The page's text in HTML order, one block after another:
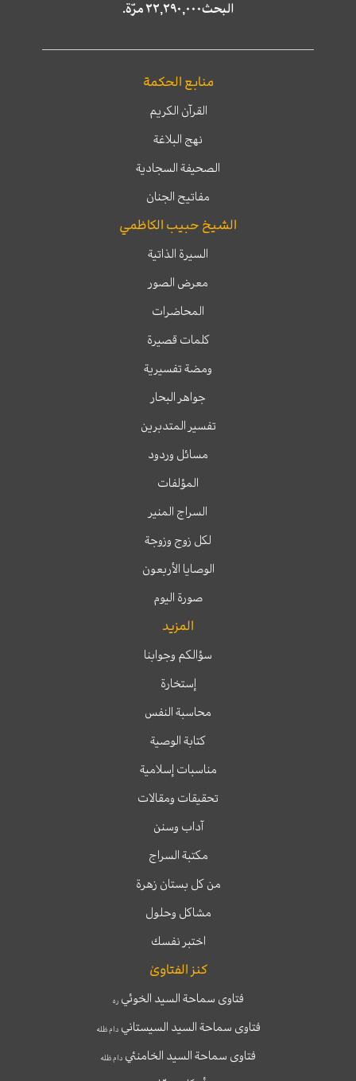
البحث٢٢,٢٩٠,٠٠٠ مرّة.
منابع الحكمة
القرآن الكريم
نهج البلاغة
الصحيفة السجادية
مفاتيح الجنان
الشيخ حبيب الكاظمي
السيرة الذاتية
معرض الصور
المحاضرات
كلمات قصيرة
ومضة تفسيرية
جواهر البحار
تفسير المتدبرين
مسائل وردود
المؤلفات
السراج المنير
لكل زوج وزوجة
الوصايا الأربعون
صورة اليوم
المزيد
سؤالكم وجوابنا
إستخارة
محاسبة النفس
كتابة الوصية
مناسبات إسلامية
تحقيقات ومقالات
آداب وسنن
مكتبة السراج
من كل بستان زهرة
مشاكل وحلول
اختبر نفسك
كنز الفتاوىٰ
فتاوى سماحة السيد الخوئيره
فتاوى سماحة السيد السيستانيدام ظله
فتاوى سماحة السيد الخامنئي دام ظله